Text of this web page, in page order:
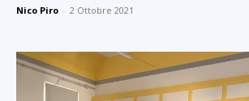
Nico Piro - 2 Ottobre 2021